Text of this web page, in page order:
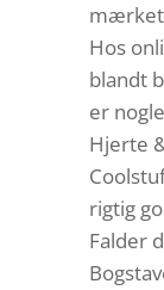
mærket
Hos
blandt
er
Hjerte
rigtig
Falder